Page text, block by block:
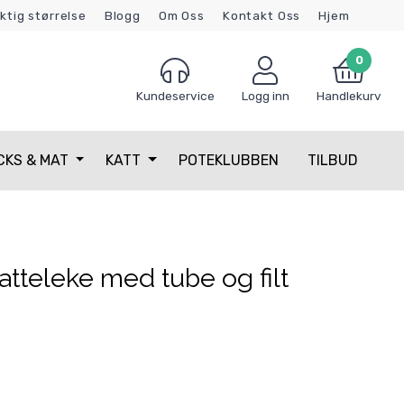
størrelse Blogg Om Oss Kontakt Oss Hjem
Kundeservice Logg inn
0
Handlekurv
& MAT KATT POTEKLUBBEN TILBUD
med tube og filt